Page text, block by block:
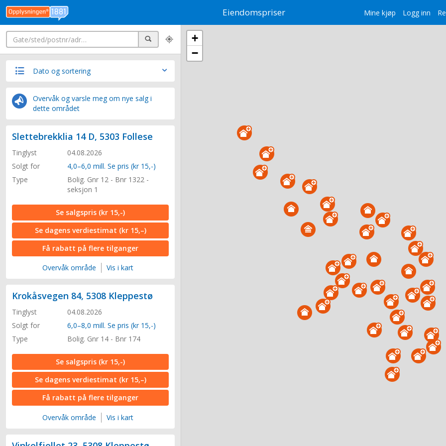
Mine kjøp Logg inn
Eiendomspriser
Søk
Dato og sortering
Overvåk og varsle meg om nye salg i
dette området
Slettebrekklia 14 D, 5303 Follese
Tinglyst
04.08.2026
Solgt for
4,0–6,0 mill. Se pris (kr 15,-)
Type
Bolig. Gnr 12 - Bnr 1322 -
seksjon 1
Se salgspris (kr 15,-)
Se dagens verdiestimat (kr 15,–)
Få rabatt på flere tilganger
Overvåk område Vis i kart
Krokåsvegen 84, 5308 Kleppestø
Tinglyst
04.08.2026
Solgt for
6,0–8,0 mill. Se pris (kr 15,-)
Type
Bolig. Gnr 14 - Bnr 174
Se salgspris (kr 15,-)
Se dagens verdiestimat (kr 15,–)
Få rabatt på flere tilganger
Overvåk område Vis i kart
+
−